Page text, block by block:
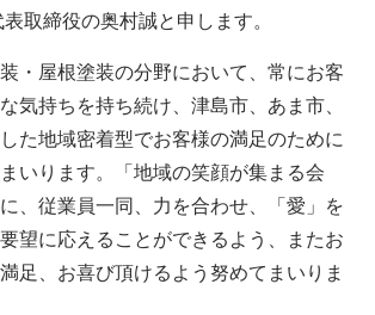
取締役の奥村誠と申します。
・屋根塗装の分野において、常にお客
気持ちを持ち続け、津島市、あま市、
た地域密着型でお客様の満足のために
いります。「地域の笑顔が集まる会
、従業員一同、力を合わせ、「愛」を
望に応えることができるよう、またお
足、お喜び頂けるよう努めてまいりま